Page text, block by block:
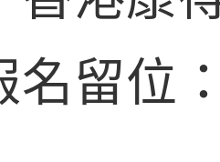
名留位